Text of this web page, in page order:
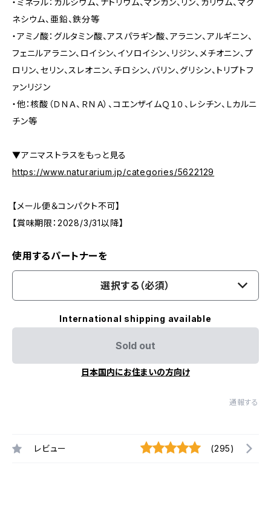
・ミネラル：カルシウム、ナトリウム、マンガン、リン、カリウム、マグ
ネシウム、亜鉛、鉄分等
・アミノ酸：グルタミン酸、アスパラギン酸、アラニン、アルギニン、
フェニルアラニン、ロイシン、イソロイシン、リジン、メチオニン、プ
ロリン、セリン、スレオニン、チロシン、バリン、グリシン、トリプトフ
ァンリジン
・他：核酸（ＤＮＡ、ＲＮＡ）、コエンザイムＱ１０、レシチン、Ｌカルニ
チン等
▼アニマストラスをもっと見る
https://www.naturarium.jp/categories/5622129
【メール便＆コンパクト不可】
【賞味期限：2028/3/31以降】
使用するパートナーを
選択する（必須）
International shipping available
Sold out
日本国内にお住まいの方向け
通報する
レビュー (295)